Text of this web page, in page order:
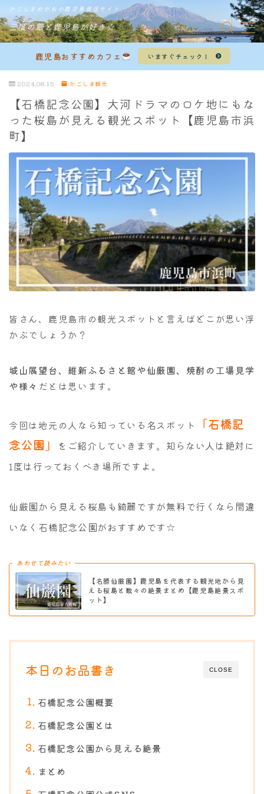
三度の飯と鹿児島が好き☆
かごしまめがねの鹿児島発信サイト
MENU
かごしまグルメ
かごしまカフェ＆スイーツ
鹿児島ラーメン
お問い合わせ
鹿児島おすすめカフェ いますぐチェック！
2024.08.15 かごしま観光
【石橋記念公園】大河ドラマのロケ地にもな
った桜島が見える観光スポット【鹿児島市浜
町】
皆さん、鹿児島市の観光スポットと言えばどこが思い浮
かぶでしょうか？
城山展望台、維新ふるさと館や仙厳園、焼酎の工場見学
や様々 だとは思います。
今回は地元の人なら知っている名スポット
「石橋記
念公園」
をご紹介していきます。知らない人は絶対に
1度は行っておくべき場所ですよ 。
仙厳園から見える桜島も綺麗ですが無料で行くなら間違
いなく石橋記念公園がおすすめです☆
あわせて読みたい
【名勝仙厳園】鹿児島を代表する観光地から見
える桜島と数々の絶景まとめ【鹿児島絶景スポ
ット】
CLOSE
本日のお品書き
石橋記念公園概要
石橋記念公園とは
石橋記念公園から見える絶景
まとめ